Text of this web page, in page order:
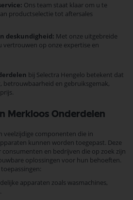
Ons team staat klaar om u te
productselectie tot aftersales
deskundigheid: Met onze uitgebreide
vertrouwen op onze expertise en
bij Selectra Hengelo betekent dat
en gebruiksgemak,
Merkloos Onderdelen
veelzijdige componenten die in
kunnen worden toegepast. Deze
en bedrijven die op zoek zijn
oplossingen voor hun behoeften.
apparaten zoals wasmachines,